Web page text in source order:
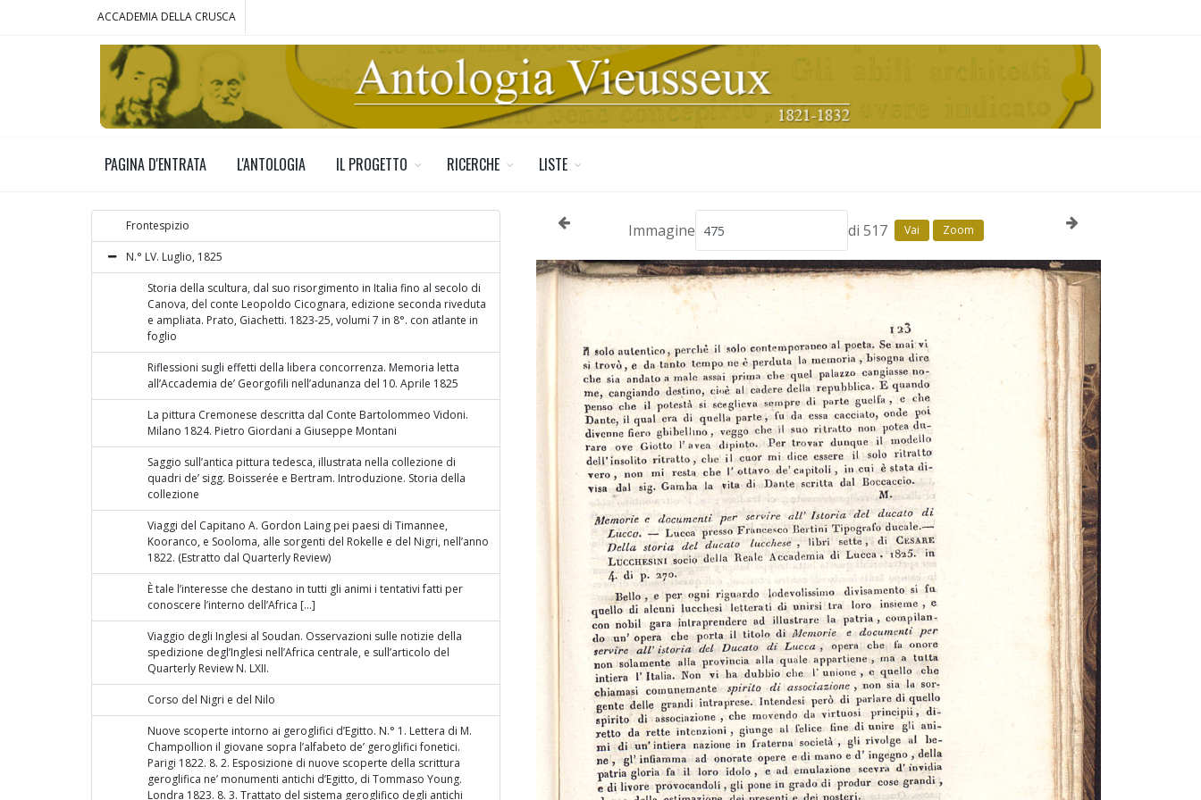
ACCADEMIA DELLA CRUSCA
PAGINA D'ENTRATA L'ANTOLOGIA IL PROGETTO RICERCHE LISTE
Frontespizio
N.° LV. Luglio, 1825
Storia della scultura, dal suo risorgimento in Italia fino al secolo di
Canova, del conte Leopoldo Cicognara, edizione seconda riveduta
e ampliata. Prato, Giachetti. 1823-25, volumi 7 in 8°. con atlante in
foglio
Riflessioni sugli effetti della libera concorrenza. Memoria letta
all’Accademia de’ Georgofili nell’adunanza del 10. Aprile 1825
La pittura Cremonese descritta dal Conte Bartolommeo Vidoni.
Milano 1824. Pietro Giordani a Giuseppe Montani
Saggio sull’antica pittura tedesca, illustrata nella collezione di
quadri de’ sigg. Boisserée e Bertram. Introduzione. Storia della
collezione
Viaggi del Capitano A. Gordon Laing pei paesi di Timannee,
Kooranco, e Sooloma, alle sorgenti del Rokelle e del Nigri, nell’anno
1822. (Estratto dal Quarterly Review)
È tale l’interesse che destano in tutti gli animi i tentativi fatti per
conoscere l’interno dell’Africa […]
Viaggio degli Inglesi al Soudan. Osservazioni sulle notizie della
spedizione degl’Inglesi nell’Africa centrale, e sull’articolo del
Quarterly Review N. LXII.
Corso del Nigri e del Nilo
Nuove scoperte intorno ai geroglifici d’Egitto. N.° 1. Lettera di M.
Champollion il giovane sopra l’alfabeto de’ geroglifici fonetici.
Parigi 1822. 8. 2. Esposizione di nuove scoperte della scrittura
geroglifica ne’ monumenti antichi d’Egitto, di Tommaso Young.
Londra 1823. 8. 3. Trattato del sistema geroglifico degli antichi
Immagine di 517 Vai Zoom